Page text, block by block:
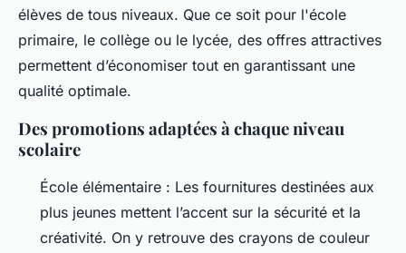
élèves de tous niveaux. Que ce soit pour l'école
primaire, le collège ou le lycée, des offres attractives
permettent d’économiser tout en garantissant une
qualité optimale.
Des promotions adaptées à chaque niveau
scolaire
École élémentaire : Les fournitures destinées aux
plus jeunes mettent l’accent sur la sécurité et la
créativité. On y retrouve des crayons de couleur